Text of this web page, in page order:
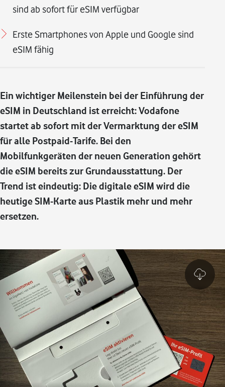
sind ab sofort für eSIM verfügbar
Erste Smartphones von Apple und Google sind
eSIM fähig
Ein wichtiger Meilenstein bei der Einführung der
eSIM in Deutschland ist erreicht: Vodafone
startet ab sofort mit der Vermarktung der eSIM
für alle Postpaid-Tarife. Bei den
Mobilfunkgeräten der neuen Generation gehört
die eSIM bereits zur Grundausstattung. Der
Trend ist eindeutig: Die digitale eSIM wird die
heutige SIM-Karte aus Plastik mehr und mehr
ersetzen.